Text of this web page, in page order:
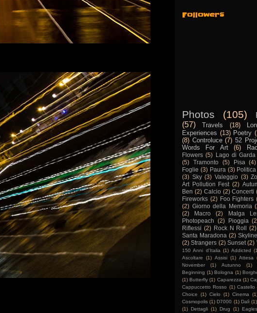
Followers
Photos (105)
(57)
Travels (18)
Experiences (13) Poetry
(8) Controluce (7) 52
Words For Art
(6)
Flowers (5) Lago di Garda
(5)
Tramonto (5) Pisa (4)
Foglie (3) Paura (3)
(3) Sky (3) Valeggio (3)
Art Pollution Fest (2)
Ben (2) Calcio (2) Concerti
Fireworks (2) Foo Fighters
(2) Giorno della Memoria
(2)
Macro (2) Malga
Photopeach
(2) Pioggia
Riflessi (2) Rock N Roll (2)
Santa Maradona (2) Skyline
(2) Strangers (2) Sunset (2)
150 Anni d'Italia (1) Addicted
Ascoltare
(1) Assisi (1) Attesa
November
(1) Autunno (1)
Beginning (1) Bologna (1)
(1) Butterfly (1) Caparezza (1)
Cappuccetto Rosso (1) Castello
Choice
(1) Cielo (1) Cinema
Cosmopolis (1) D7000 (1) Dalì (1)
(1) Dettagli (1) Drug (1) Eagles